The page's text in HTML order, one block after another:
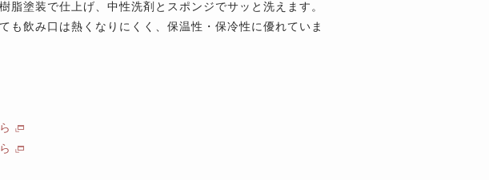
塗装で仕上げ、中性洗剤とスポンジでサッと洗えます。
も飲み口は熱くなりにくく、保温性・保冷性に優れていま